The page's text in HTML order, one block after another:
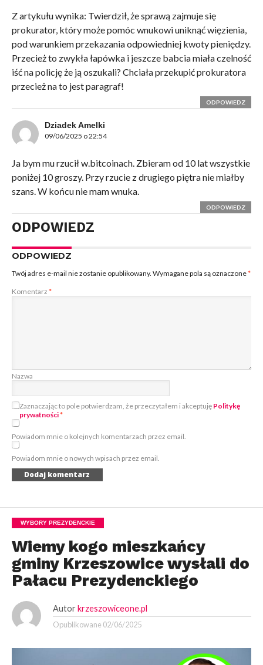
Z artykułu wynika: Twierdził, że sprawą zajmuje się
prokurator, który może pomóc wnukowi uniknąć więzienia,
pod warunkiem przekazania odpowiedniej kwoty pieniędzy.
Przecież to zwykła łapówka i jeszcze babcia miała czelność
iść na policję że ją oszukali? Chciała przekupić prokuratora
przecież na to jest paragraf!
ODPOWIEDZ
Dziadek Amelki
09/06/2025 o 22:54
Ja bym mu rzucił w.bitcoinach. Zbieram od 10 lat wszystkie
poniżej 10 groszy. Przy rzucie z drugiego piętra nie miałby
szans. W końcu nie mam wnuka.
ODPOWIEDZ
ODPOWIEDZ
ODPOWIEDZ
Twój adres e-mail nie zostanie opublikowany. Wymagane pola są oznaczone*
Komentarz *
Nazwa
Zaznaczając to pole potwierdzam, że przeczytałem i akceptuję Politykę
prywatności*
Powiadom mnie o kolejnych komentarzach przez email.
Powiadom mnie o nowych wpisach przez email.
WYBORY PREZYDENCKIE
Wiemy kogo mieszkańcy
gminy Krzeszowice wysłali do
Pałacu Prezydenckiego
Autor krzeszowiceone.pl
Opublikowane 02/06/2025